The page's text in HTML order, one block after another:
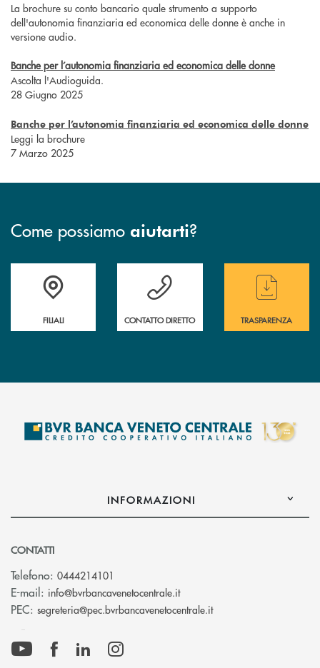
La brochure su conto bancario quale strumento a supporto
dell'autonomia finanziaria ed economica delle donne è anche in
versione audio.
Banche per l’autonomia finanziaria ed economica delle donne
Ascolta l'Audioguida.
28 Giugno 2025
Banche per l’autonomia finanziaria ed economica delle donne
Leggi la brochure
7 Marzo 2025
Come possiamo aiutarti?
Trova la filiale più vicina a te
FILIALI
Hai bisogno di assistenza immediata ?
CONTATTO DIRETTO
Hai bisogno di
TRASPARENZA
INFORMAZIONI
CONTATTI
Telefono: 0444214101
E-mail: info@bvrbancavenetocentrale.it(si apre l’app di posta
PEC: segreteria@pec.bvrbancavenetocentrale.it(si apre l’app di